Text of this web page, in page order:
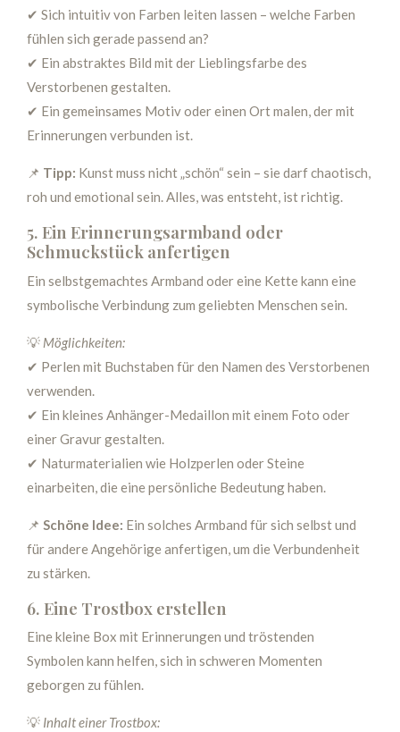
✔ Sich intuitiv von Farben leiten lassen – welche Farben
fühlen sich gerade passend an?
✔ Ein abstraktes Bild mit der Lieblingsfarbe des
Verstorbenen gestalten.
✔ Ein gemeinsames Motiv oder einen Ort malen, der mit
Erinnerungen verbunden ist.
📌 Tipp: Kunst muss nicht „schön“ sein – sie darf chaotisch,
roh und emotional sein. Alles, was entsteht, ist richtig.
5. Ein Erinnerungsarmband oder
Schmuckstück anfertigen
Ein selbstgemachtes Armband oder eine Kette kann eine
symbolische Verbindung zum geliebten Menschen sein.
💡 Möglichkeiten:
✔ Perlen mit Buchstaben für den Namen des Verstorbenen
verwenden.
✔ Ein kleines Anhänger-Medaillon mit einem Foto oder
einer Gravur gestalten.
✔ Naturmaterialien wie Holzperlen oder Steine
einarbeiten, die eine persönliche Bedeutung haben.
📌 Schöne Idee: Ein solches Armband für sich selbst und
für andere Angehörige anfertigen, um die Verbundenheit
zu stärken.
6. Eine Trostbox erstellen
Eine kleine Box mit Erinnerungen und tröstenden
Symbolen kann helfen, sich in schweren Momenten
geborgen zu fühlen.
💡 Inhalt einer Trostbox: